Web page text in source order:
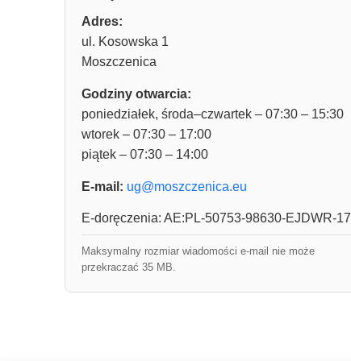
Adres:
ul. Kosowska 1
Moszczenica
Godziny otwarcia:
poniedziałek, środa–czwartek – 07:30 – 15:30
wtorek – 07:30 – 17:00
piątek – 07:30 – 14:00
E-mail: ug@moszczenica.eu
E-doręczenia: AE:PL-50753-98630-EJDWR-17
Maksymalny rozmiar wiadomości e-mail nie może
przekraczać 35 MB.